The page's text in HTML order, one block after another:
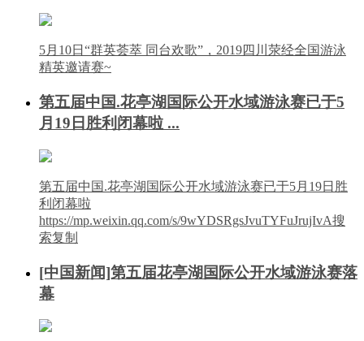
5月10日“群英荟萃 同台欢歌”，2019四川荥经全国游泳
精英邀请赛~
第五届中国.花亭湖国际公开水域游泳赛已于5
月19日胜利闭幕啦 ...
第五届中国.花亭湖国际公开水域游泳赛已于5月19日胜
利闭幕啦
https://mp.weixin.qq.com/s/9wYDSRgsJvuTYFuJrujIvA搜
索复制
[中国新闻]第五届花亭湖国际公开水域游泳赛落
幕